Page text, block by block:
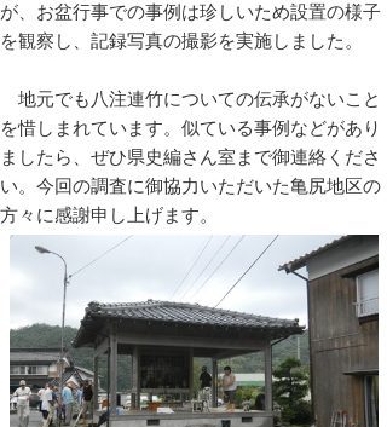
が、お盆行事での事例は珍しいため設置の様子
を観察し、記録写真の撮影を実施しました。
地元でも八注連竹についての伝承がないこと
を惜しまれています。似ている事例などがあり
ましたら、ぜひ県史編さん室まで御連絡くださ
い。今回の調査に御協力いただいた亀尻地区の
方々に感謝申し上げます。